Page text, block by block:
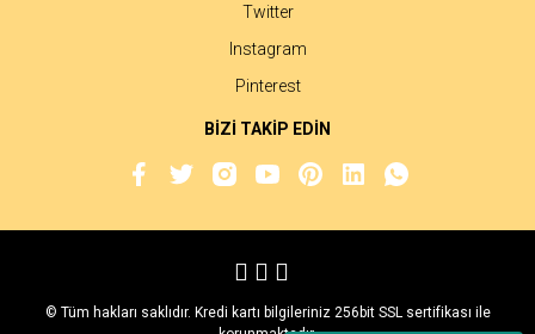
Twitter
Instagram
Pinterest
BİZİ TAKİP EDİN
© Tüm hakları saklıdır. Kredi kartı bilgileriniz 256bit SSL sertifikası ile